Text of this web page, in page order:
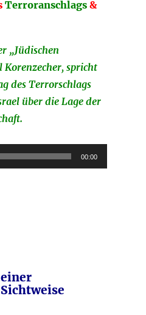
Terroranschlags&
„Jüdischen
Korenzecher, spricht
des Terrorschlags
über die Lage der
00:00